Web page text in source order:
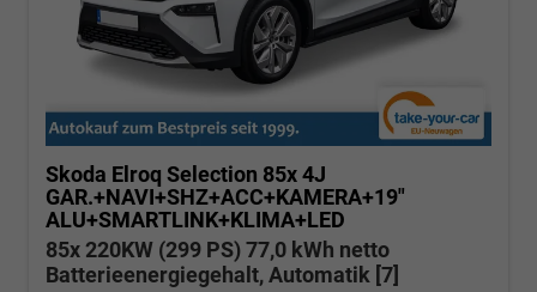
Skoda Elroq Selection 85x 4J
GAR.+NAVI+SHZ+ACC+KAMERA+19"
ALU+SMARTLINK+KLIMA+LED
85x 220KW (299 PS) 77,0 kWh netto
Batterieenergiegehalt, Automatik [7]